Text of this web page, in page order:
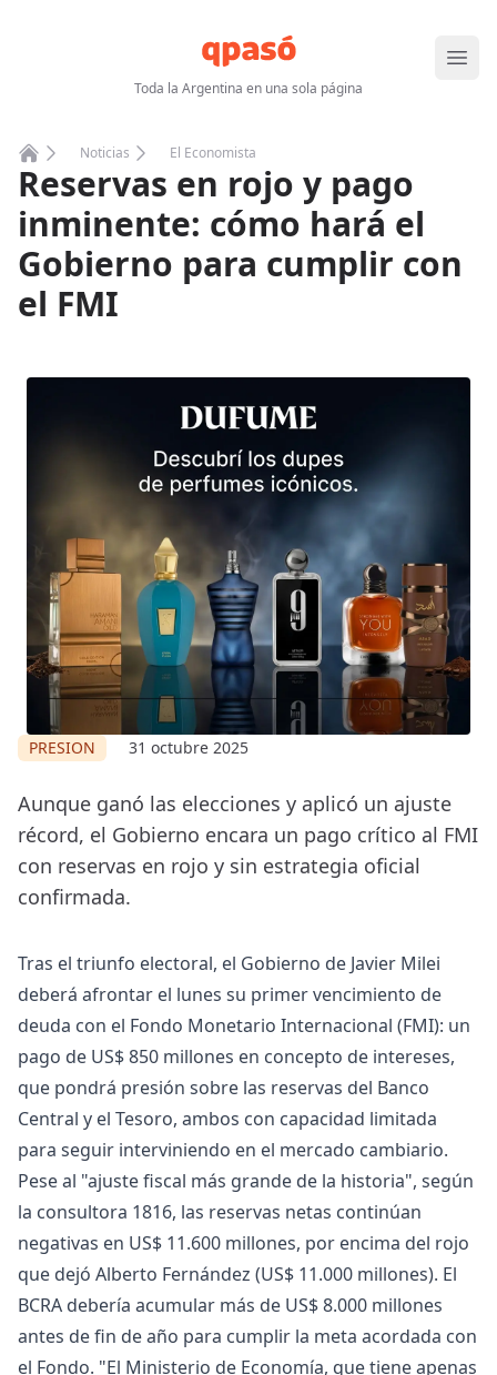
Toda la Argentina en una sola página
Abrir
Home
Noticias El Economista
Reservas en rojo y pago
inminente: cómo hará el
Gobierno para cumplir con
el FMI
PRESION 31 octubre 2025
Aunque ganó las elecciones y aplicó un ajuste
récord, el Gobierno encara un pago crítico al FMI
con reservas en rojo y sin estrategia oficial
confirmada.
Tras el triunfo electoral, el Gobierno de Javier Milei
deberá afrontar el lunes su primer vencimiento de
deuda con el Fondo Monetario Internacional (FMI): un
pago de US$ 850 millones en concepto de intereses,
que pondrá presión sobre las reservas del Banco
Central y el Tesoro, ambos con capacidad limitada
para seguir interviniendo en el mercado cambiario.
Pese al "ajuste fiscal más grande de la historia", según
la consultora 1816, las reservas netas continúan
negativas en US$ 11.600 millones, por encima del rojo
que dejó Alberto Fernández (US$ 11.000 millones). El
BCRA debería acumular más de US$ 8.000 millones
antes de fin de año para cumplir la meta acordada con
el Fondo. "El Ministerio de Economía, que tiene apenas